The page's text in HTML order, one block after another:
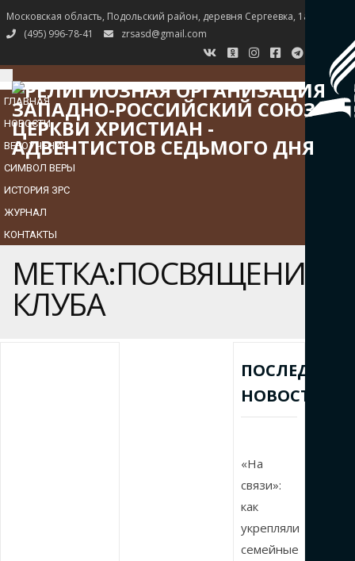
Московская область, Подольский район, деревня Сергеевка, 1а
(495) 996-78-41
zrsasd@gmail.com
TOGGLE
NAVIGATION
ГЛАВНАЯ
НОВОСТИ
ВЕРОУЧЕНИЕ
СИМВОЛ ВЕРЫ
ИСТОРИЯ ЗРС
ЖУРНАЛ
КОНТАКТЫ
МЕТКА:ПОСВЯЩЕНИЕ
КЛУБА
ПОСЛЕДНИЕ
НОВОСТИ
«На
связи»:
как
укрепляли
семейные